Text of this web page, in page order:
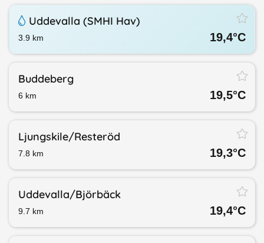
Uddevalla (SMHI Hav)
3.9 km 19,4°C
Buddeberg
6 km 19,5°C
Ljungskile/​Resteröd
7.8 km 19,3°C
Uddevalla/​Björbäck
9.7 km 19,4°C